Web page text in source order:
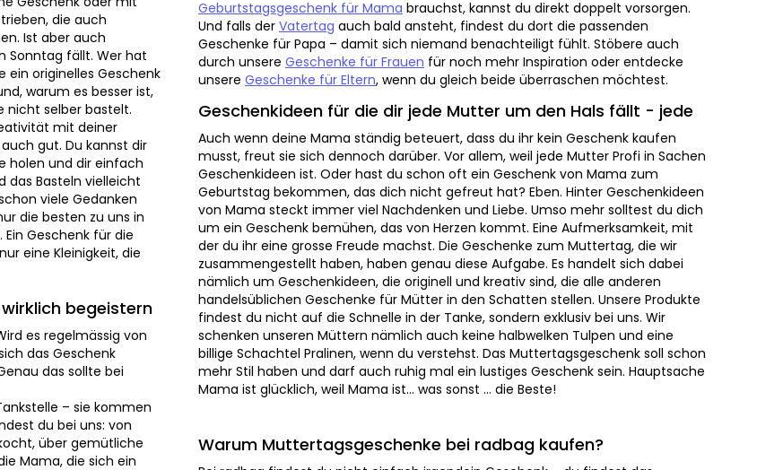
Muttertag jedes Jahr
Möglichkeit noch auf
oder zu basteln?
zu kümmern auch
mehr. Trotzdem spielt
dem Fenster? Schön,
Muttertagseite
aussuchen und das
nämlich schon viele
und nur die besten zu
Ein Geschenk für die
eine Kleinigkeit, die auf
begeistern
das Geschenk ziemlich
bei einem
– sie kommen von
bei uns: von originellen
Produkte aus
ein Verwöhnprogramm
Unsere Geschenke
nur die besten schaffen
Papa – damit sich niemand benachteiligt fühlt. Stöbere auch durch unsere
Geschenke für Frauenfür noch mehr Inspiration oder entdecke unsereGeschenke
für Eltern, wenn du gleich beide überraschen möchtest.
Geschenkideen für die dir jede Mutter um den Hals fällt - jede
Auch wenn deine Mama ständig beteuert, dass du ihr kein Geschenk kaufen musst,
freut sie sich dennoch darüber. Vor allem, weil jede Mutter Profi in Sachen
Geschenkideen ist. Oder hast du schon oft ein Geschenk von Mama zum Geburtstag
bekommen, das dich nicht gefreut hat? Eben. Hinter Geschenkideen von Mama
steckt immer viel Nachdenken und Liebe. Umso mehr solltest du dich um ein
Geschenk bemühen, das von Herzen kommt. Eine Aufmerksamkeit, mit der du ihr
eine grosse Freude machst. Die Geschenke zum Muttertag, die wir zusammengestellt
haben, haben genau diese Aufgabe. Es handelt sich dabei nämlich um
Geschenkideen, die originell und kreativ sind, die alle anderen handelsüblichen
Geschenke für Mütter in den Schatten stellen. Unsere Produkte findest du nicht auf
die Schnelle in der Tanke, sondern exklusiv bei uns. Wir schenken unseren Müttern
nämlich auch keine halbwelken Tulpen und eine billige Schachtel Pralinen, wenn du
verstehst. Das Muttertagsgeschenk soll schon mehr Stil haben und darf auch ruhig
mal ein lustiges Geschenk sein. Hauptsache Mama ist glücklich, weil Mama ist… was
sonst … die Beste!
Bei radbag findest du nicht einfach irgendein Geschenk – du findest das
Muttertagsgeschenk, das Mama wirklich verdient hat.